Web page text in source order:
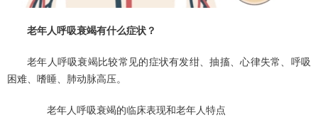
老年人呼吸衰竭有什么症状？
老年人呼吸衰竭比较常见的症状有发绀、抽搐、心律失常、呼吸
困难、嗜睡、肺动脉高压。
老年人呼吸衰竭的临床表现和老年人特点